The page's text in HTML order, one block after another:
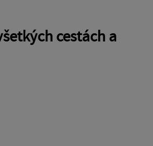
cestách a